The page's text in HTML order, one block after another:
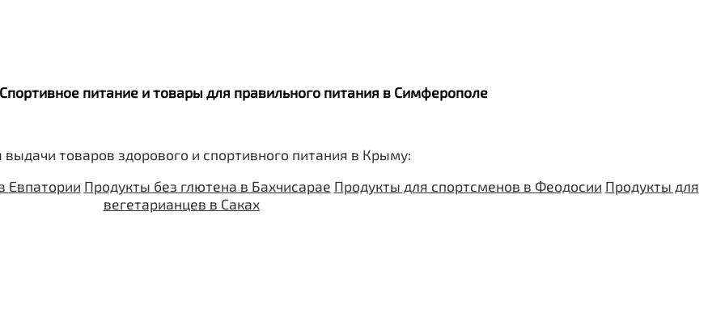
питание и товары для правильного питания в Симферополе
выдачи товаров здорового и спортивного питания в Крыму:
Евпатории Продукты без глютена в Бахчисарае Продукты для спортсменов в Феодосии Продукты для
вегетарианцев в Саках